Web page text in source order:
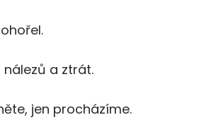
a ztrát.
jen procházíme.